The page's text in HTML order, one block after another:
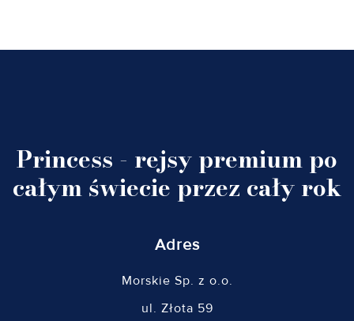
Princess - rejsy premium po
całym świecie przez cały rok
Adres
Morskie Sp. z o.o.
ul. Złota 59